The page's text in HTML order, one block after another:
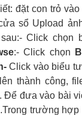
đặt con trỏ
sổ Upload
Click chọn
:- Click chọn
Click vào biểu
thành công,
Để đưa vào bài
trường hợp